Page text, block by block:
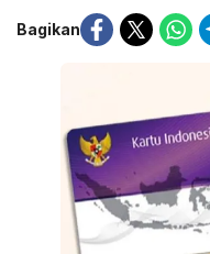
Bagikan